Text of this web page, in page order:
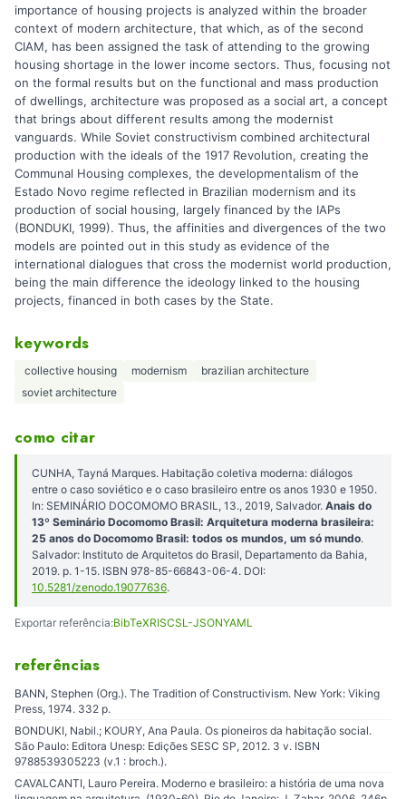
importance of housing projects is analyzed within the broader
context of modern architecture, that which, as of the second
CIAM, has been assigned the task of attending to the growing
housing shortage in the lower income sectors. Thus, focusing not
on the formal results but on the functional and mass production
of dwellings, architecture was proposed as a social art, a concept
that brings about different results among the modernist
vanguards. While Soviet constructivism combined architectural
production with the ideals of the 1917 Revolution, creating the
Communal Housing complexes, the developmentalism of the
Estado Novo regime reflected in Brazilian modernism and its
production of social housing, largely financed by the IAPs
(BONDUKI, 1999). Thus, the affinities and divergences of the two
models are pointed out in this study as evidence of the
international dialogues that cross the modernist world production,
being the main difference the ideology linked to the housing
projects, financed in both cases by the State.
keywords
​ collective housing modernism
brazilian architecture
soviet architecture
como citar
CUNHA, Tayná Marques. Habitação coletiva moderna: diálogos
entre o caso soviético e o caso brasileiro entre os anos 1930 e 1950.
In: SEMINÁRIO DOCOMOMO BRASIL, 13., 2019, Salvador. Anais do
13º Seminário Docomomo Brasil: Arquitetura moderna brasileira:
25 anos do Docomomo Brasil: todos os mundos, um só mundo.
Salvador: Instituto de Arquitetos do Brasil, Departamento da Bahia,
2019. p. 1-15. ISBN 978-85-66843-06-4. DOI:
10.5281/zenodo.19077636.
Exportar referência:BibTeXRISCSL-JSONYAML
referências
BANN, Stephen (Org.). ​The Tradition of Constructivism​. New York: Viking
Press, 1974. 332 p.
BONDUKI, Nabil.; KOURY, Ana Paula. ​Os pioneiros da habitação social.​
São Paulo: Editora Unesp: Edições SESC SP, 2012. 3 v. ISBN
9788539305223 (v.1 : broch.).
CAVALCANTI, Lauro Pereira. ​Moderno e brasileiro:​ a história de uma nova